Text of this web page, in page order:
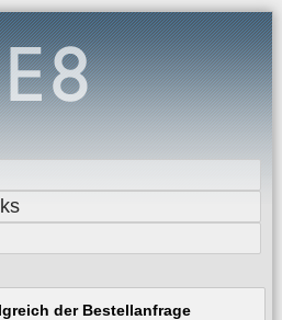
der Bestellanfrage